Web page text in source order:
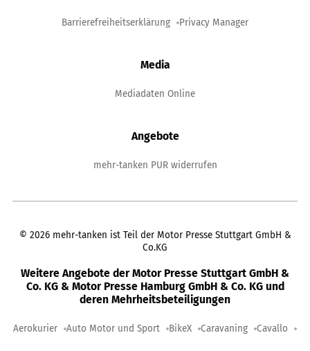
Barrierefreiheitserklärung Privacy Manager
Media
Mediadaten Online
Angebote
mehr-tanken PUR widerrufen
© 2026 mehr-tanken ist Teil der Motor Presse Stuttgart GmbH &
Co.KG
Weitere Angebote der Motor Presse Stuttgart GmbH &
Co. KG & Motor Presse Hamburg GmbH & Co. KG und
deren Mehrheitsbeteiligungen
Aerokurier Auto Motor und Sport BikeX Caravaning Cavallo